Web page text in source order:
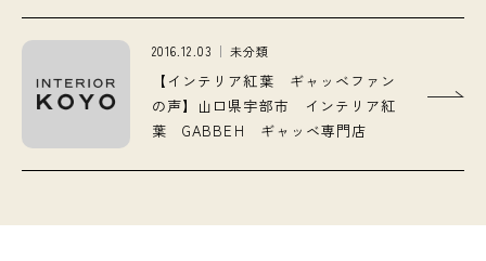
2016.12.03 未分類
【インテリア紅葉 ギャッベファン
の声】山口県宇部市 インテリア紅
葉 GABBEH ギャッベ専門店